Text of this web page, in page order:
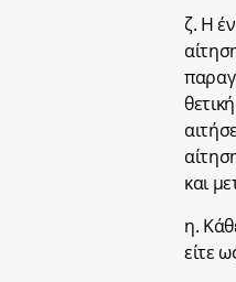
ζ. Η
και
η.
είτε